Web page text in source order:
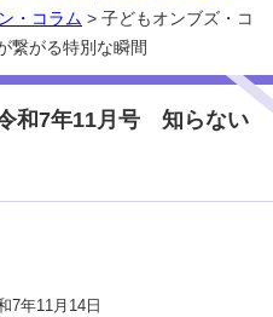
・コラム > 子どもオンブズ・コ
繋がる特別な瞬間
和7年11月号 知らない
年11月14日